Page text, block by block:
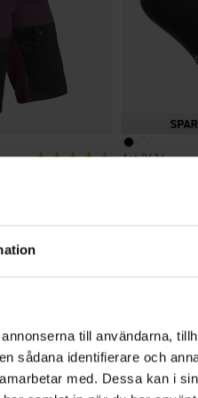
till användarna,
sådana identifierare och
med. Dessa kan i
Bewertung: 4.4 von 5 Sternen
2614
Ab
Bewertung:
4.4